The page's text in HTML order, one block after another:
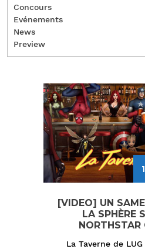
Concours
Evénements
News
Preview
[VIDEO] UN
LA SPHÈRE
NORTHSTAR
La Taverne de